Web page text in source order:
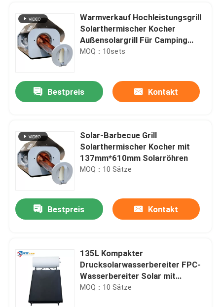
Warmverkauf Hochleistungsgrill
Solarthermischer Kocher
Außensolargrill Für Camping
Made In China
MOQ：10sets
Bestpreis Kontakt
Solar-Barbecue Grill
Solarthermischer Kocher mit
137mm*610mm Solarröhren
MOQ：10 Sätze
Bestpreis Kontakt
135L Kompakter
Drucksolarwasserbereiter FPC-
Wasserbereiter Solar mit
emailliertem Stahlzylinder
MOQ：10 Sätze